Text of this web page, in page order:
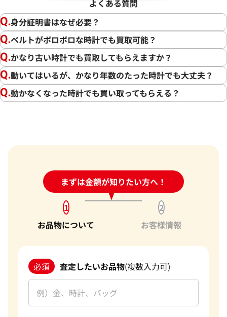
することです。そのためには、最新の市場相場をしっかりと把
握し、お客様に最適な価格をお伝えすることが不可欠です。弊
社では、時計の状態や付属品、為替の変動、生産数等を考慮
し、できる限りの価格でお取引させていただくことを心がけ
ております。さらに、弊社の強みである、海外への販路やキャ
高価買取を実現しています。
その中で、お客様にとって最良の結果をご提供できたことは、
私たち共の励みとなります。また、お客様の信頼を第一に考え
買取を提供しております。お客様からの感謝の言葉をいただけ
よくある質問
身分証明書はなぜ必要？
ベルトがボロボロな時計でも買取可能？
かなり古い時計でも買取してもらえますか？
動いてはいるが、かなり年数のたった時計でも大丈夫？
動かなくなった時計でも買い取ってもらえる？
まずは金額が知りたい方へ！
24時間受付中!問い合わせフォーム
1
お品物について
2
お客様情報
必須 査定したいお品物(複数入力可)